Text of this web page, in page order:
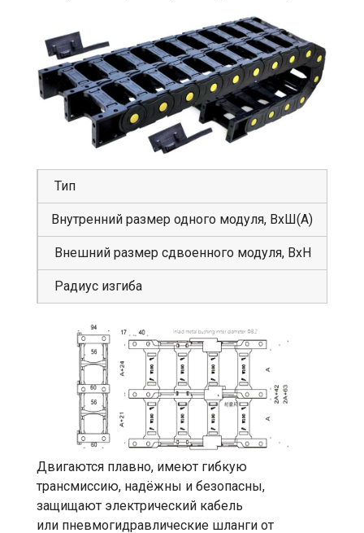
Тип
Внутренний размер одного модуля, ВхШ(А)
Внешний размер сдвоенного модуля, ВхН
Радиус изгиба
Двигаются плавно, имеют гибкую
трансмиссию, надёжны и безопасны,
защищают электрический кабель
или пневмогидравлические шланги от